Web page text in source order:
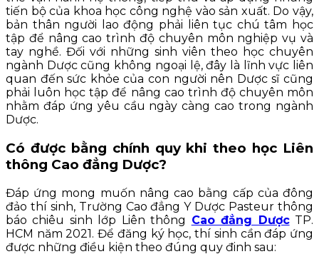
tiến bộ của khoa học công nghệ vào sản xuất. Do vậy,
bản thân người lao động phải liên tục chú tâm học
tập để nâng cao trình độ chuyên môn nghiệp vụ và
tay nghề. Đối với những sinh viên theo học chuyên
ngành Dược cũng không ngoại lệ, đây là lĩnh vực liên
quan đến sức khỏe của con người nên Dược sĩ cũng
phải luôn học tập để nâng cao trình độ chuyên môn
nhằm đáp ứng yêu cầu ngày càng cao trong ngành
Dược.
Có được bằng chính quy khi theo học Liên
thông Cao đẳng Dược?
Đáp ứng mong muốn nâng cao bằng cấp của đông
đảo thí sinh, Trường Cao đẳng Y Dược Pasteur thông
báo chiêu sinh lớp Liên thông Cao đẳng DượcTP.
HCM năm 2021. Để đăng ký học, thí sinh cần đáp ứng
được những điều kiện theo đúng quy đinh sau: